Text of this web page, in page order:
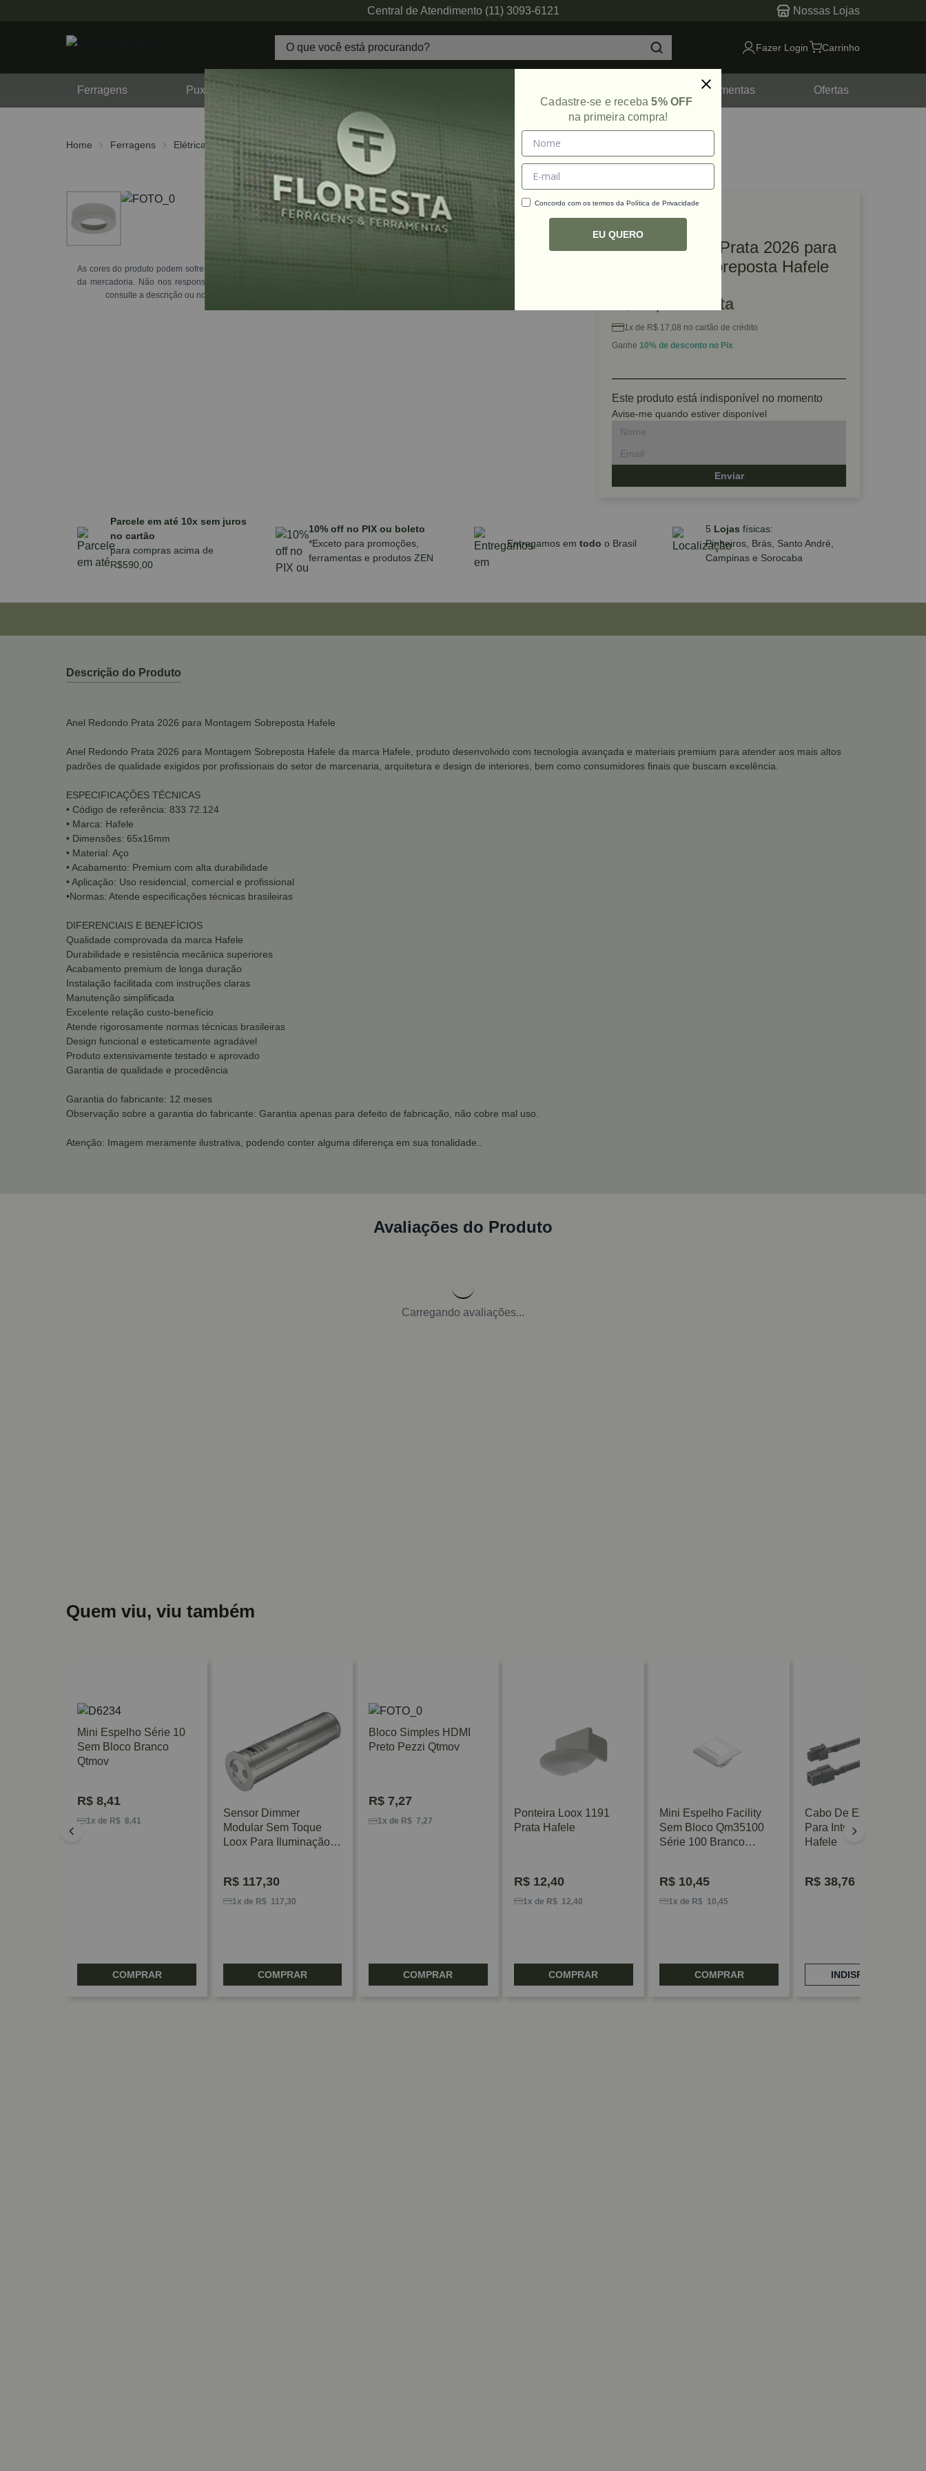
Central de Atendimento (11) 3093-6121 Nossas Lojas
Fazer Login Carrinho
Ferragens Puxadores Ferramentas Ofertas
Home Ferragens Elétrica e Iluminação Acessórios
As cores do produto podem sofrer variações de tonalidade de acordo com as configurações do seu monitor/dispositivo ou lote
da mercadoria. Não nos responsabilizamos por essa alteração. Decoração não acompanha o produto. Em caso de dúvida
consulte a descrição ou nossos vendedores através dos canais de atendimento. Imagens meramente ilustrativas.
Ref: 49497
Anel Redondo Prata 2026 para
Montagem Sobreposta Hafele
R$ 17,08 à vista
1x de R$ 17,08 no cartão de crédito
Ganhe 10% de desconto no Pix
Este produto está indisponível no momento
Avise-me quando estiver disponível
Enviar
Parcele em até 10x sem juros
no cartão
para compras acima de
R$590,00
10% off no PIX ou boleto
*Exceto para promoções,
ferramentas e produtos ZEN
Entregamos em todo o Brasil
5 Lojas físicas:
Pinheiros, Brás, Santo André,
Campinas e Sorocaba
Descrição do Produto
Anel Redondo Prata 2026 para Montagem Sobreposta Hafele
Anel Redondo Prata 2026 para Montagem Sobreposta Hafele da marca Hafele, produto desenvolvido com tecnologia avançada e materiais premium para atender aos mais altos
padrões de qualidade exigidos por profissionais do setor de marcenaria, arquitetura e design de interiores, bem como consumidores finais que buscam excelência.
ESPECIFICAÇÕES TÉCNICAS
• Código de referência: 833.72.124
• Marca: Hafele
• Dimensões: 65x16mm
• Material: Aço
• Acabamento: Premium com alta durabilidade
• Aplicação: Uso residencial, comercial e profissional
•Normas: Atende especificações técnicas brasileiras
DIFERENCIAIS E BENEFÍCIOS
Qualidade comprovada da marca Hafele
Durabilidade e resistência mecânica superiores
Acabamento premium de longa duração
Instalação facilitada com instruções claras
Manutenção simplificada
Excelente relação custo-benefício
Atende rigorosamente normas técnicas brasileiras
Design funcional e esteticamente agradável
Produto extensivamente testado e aprovado
Garantia de qualidade e procedência
Garantia do fabricante: 12 meses
Observação sobre a garantia do fabricante: Garantia apenas para defeito de fabricação, não cobre mal uso.
Atenção: Imagem meramente ilustrativa, podendo conter alguma diferença em sua tonalidade..
Avaliações do Produto
Carregando avaliações...
Quem viu, viu também
Mini Espelho Série 10
Sem Bloco Branco
Qtmov
R$ 8,41
1x de R$ 8,41
COMPRAR
Sensor Dimmer
Modular Sem Toque
Loox Para Iluminação
R$117,30
1x de R$ 117,30
COMPRAR
Bloco Simples HDMI
Preto Pezzi Qtmov
R$7,27
1x de R$ 7,27
COMPRAR
Ponteira Loox 1191
Prata Hafele
R$12,40
1x de R$ 12,40
COMPRAR
Mini Espelho Facility
Sem Bloco Qm35100
Série 100 Branco
R$ 10,45
1x de R$ 10,45
COMPRAR
Cabo De Extensão
Para Interruptores
Hafele
R$ 38,76
INDISPONÍVEL
Cadastre-se e receba5% OFF
na primeira compra!
Concordo com os termos da Política de Privacidade
EU QUERO